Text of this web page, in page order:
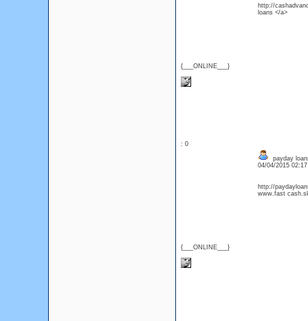
{___ONLINE___}
http://
loans </a>
: 0
{___ONLINE___}
payday
04/04/2015
http://
www.fast